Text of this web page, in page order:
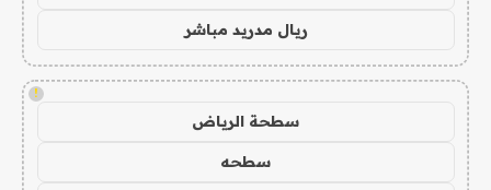
ريال مدريد مباشر
!
سطحة الرياض
سطحه